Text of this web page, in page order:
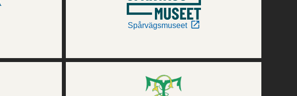
Spårvägsmuseet